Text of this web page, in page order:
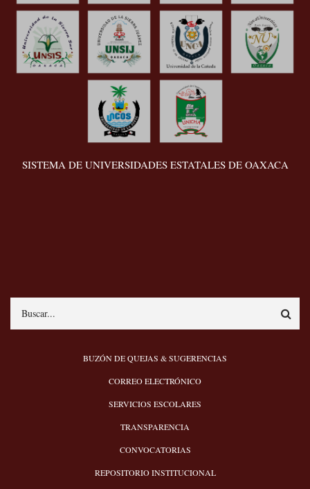
SISTEMA DE UNIVERSIDADES ESTATALES DE OAXACA
BUZÓN DE QUEJAS & SUGERENCIAS
CORREO ELECTRÓNICO
SERVICIOS ESCOLARES
TRANSPARENCIA
CONVOCATORIAS
REPOSITORIO INSTITUCIONAL